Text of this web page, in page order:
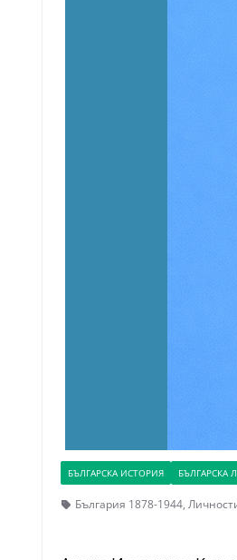
БЪЛГАРСКА ИСТОРИЯ БЪЛГАРСКА
България 1878-1944,